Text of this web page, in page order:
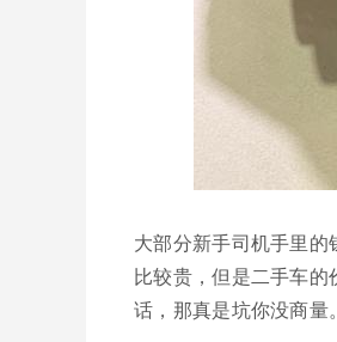
大部分新手司机手里
比较贵，但是二手车
话，那真是坑你没商量